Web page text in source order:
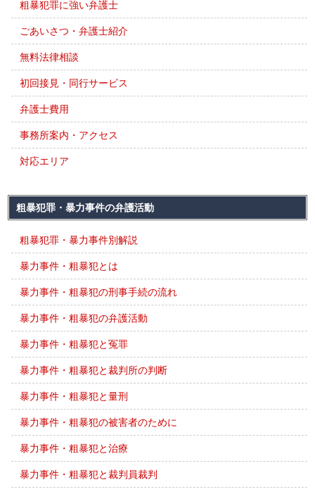
粗暴犯罪に強い弁護士
ごあいさつ・弁護士紹介
無料法律相談
初回接見・同行サービス
弁護士費用
事務所案内・アクセス
対応エリア
粗暴犯罪・暴力事件の弁護活動
粗暴犯罪・暴力事件別解説
暴力事件・粗暴犯とは
暴力事件・粗暴犯の刑事手続の流れ
暴力事件・粗暴犯の弁護活動
暴力事件・粗暴犯と冤罪
暴力事件・粗暴犯と裁判所の判断
暴力事件・粗暴犯と量刑
暴力事件・粗暴犯の被害者のために
暴力事件・粗暴犯と治療
暴力事件・粗暴犯と裁判員裁判